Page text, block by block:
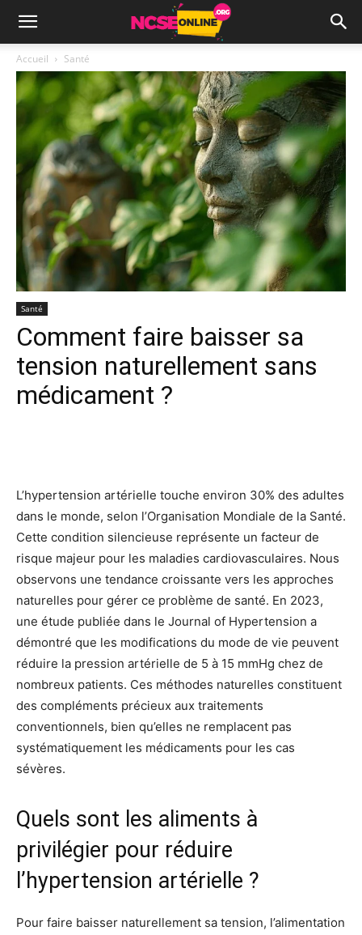
Accueil Santé
Santé
Comment faire baisser sa
tension naturellement sans
médicament ?
L’hypertension artérielle touche environ 30% des adultes
dans le monde, selon l’Organisation Mondiale de la Santé.
Cette condition silencieuse représente un facteur de
risque majeur pour les maladies cardiovasculaires. Nous
observons une tendance croissante vers les approches
naturelles pour gérer ce problème de santé. En 2023,
une étude publiée dans le Journal of Hypertension a
démontré que les modifications du mode de vie peuvent
réduire la pression artérielle de 5 à 15 mmHg chez de
nombreux patients. Ces méthodes naturelles constituent
des compléments précieux aux traitements
conventionnels, bien qu’elles ne remplacent pas
systématiquement les médicaments pour les cas
sévères.
Quels sont les aliments à
privilégier pour réduire
l’hypertension artérielle ?
Pour faire baisser naturellement sa tension, l’alimentation